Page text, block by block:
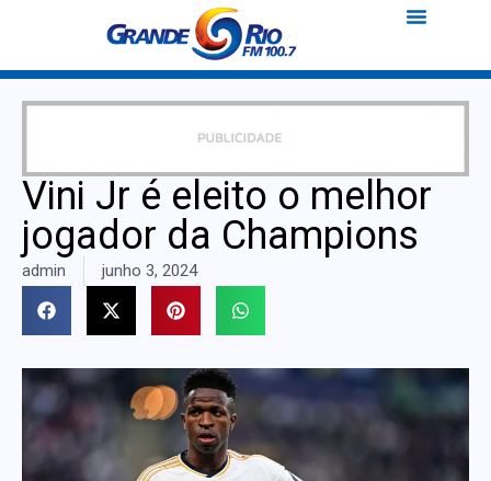
Vini Jr é eleito o melhor
jogador da Champions
admin junho 3, 2024